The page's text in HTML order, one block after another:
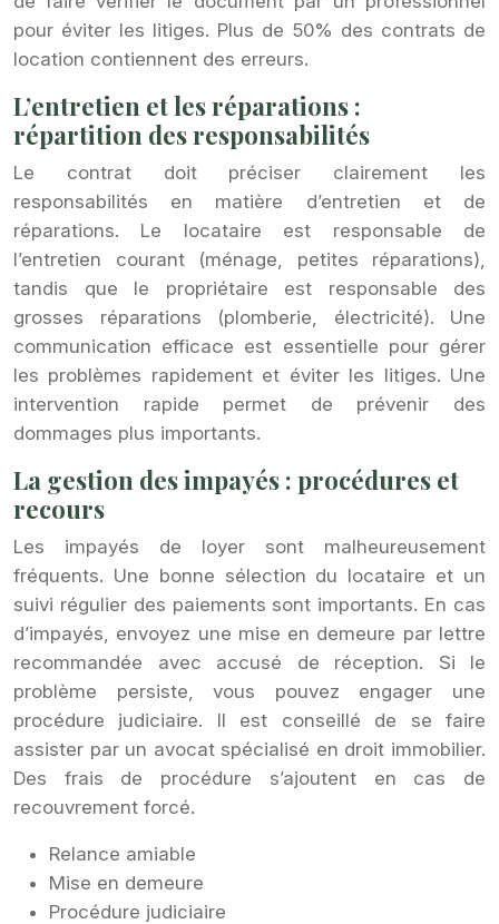
pour éviter les litiges. Plus de 50% des contrats de
location contiennent des erreurs.
L’entretien et les réparations :
répartition des responsabilités
Le contrat doit préciser clairement les
responsabilités en matière d’entretien et de
réparations. Le locataire est responsable de
l’entretien courant (ménage, petites réparations),
tandis que le propriétaire est responsable des
grosses réparations (plomberie, électricité). Une
communication efficace est essentielle pour gérer
les problèmes rapidement et éviter les litiges. Une
intervention rapide permet de prévenir des
dommages plus importants.
La gestion des impayés : procédures et
recours
Les impayés de loyer sont malheureusement
fréquents. Une bonne sélection du locataire et un
suivi régulier des paiements sont importants. En cas
d’impayés, envoyez une mise en demeure par lettre
recommandée avec accusé de réception. Si le
problème persiste, vous pouvez engager une
procédure judiciaire. Il est conseillé de se faire
assister par un avocat spécialisé en droit immobilier.
Des frais de procédure s’ajoutent en cas de
recouvrement forcé.
Relance amiable
Mise en demeure
Procédure judiciaire